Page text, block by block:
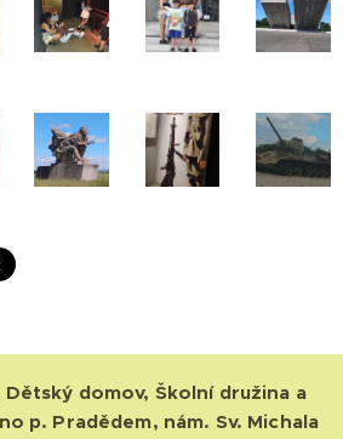
domov, Školní družina a
p. Pradědem, nám. Sv. Michala